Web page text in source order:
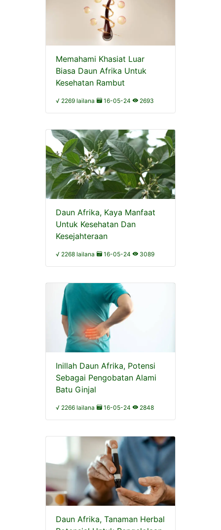
Memahami Khasiat Luar
Biasa Daun Afrika Untuk
Kesehatan Rambut
√ 2269 lailana 16-05-24 2693
Daun Afrika, Kaya Manfaat
Untuk Kesehatan Dan
Kesejahteraan
√ 2268 lailana 16-05-24 3089
Inillah Daun Afrika, Potensi
Sebagai Pengobatan Alami
Batu Ginjal
√ 2266 lailana 16-05-24 2848
Daun Afrika, Tanaman Herbal